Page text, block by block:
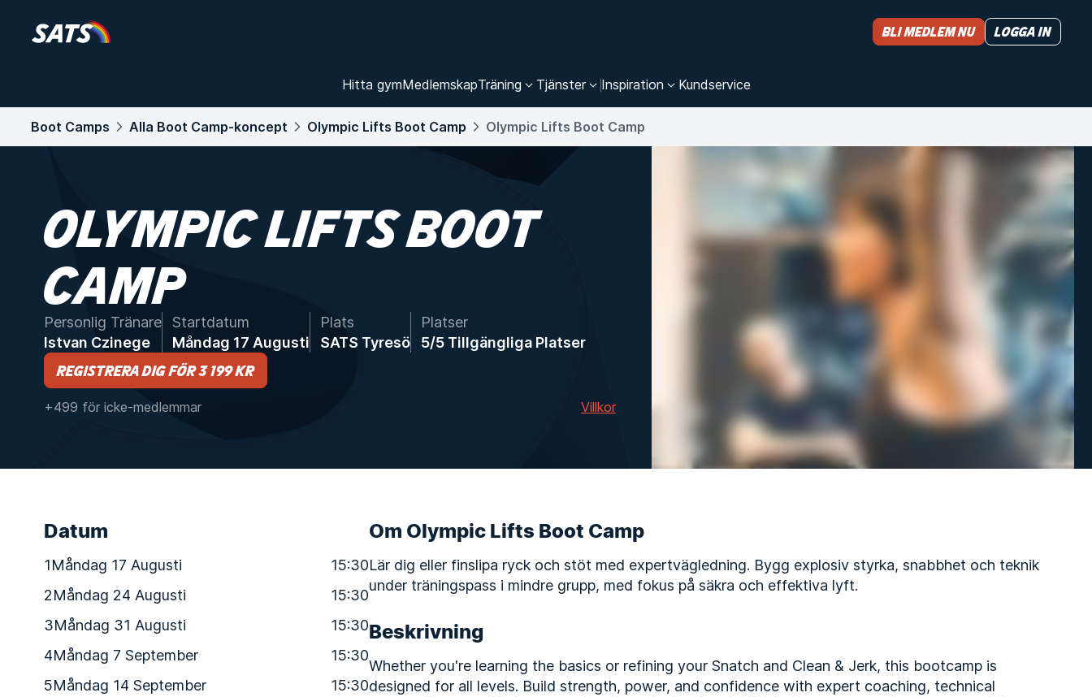
Hitta gymMedlemskapTräning Tjänster Inspiration Kundservice
Bli medlem nu Logga in
Boot Camps Alla Boot Camp-koncept Olympic Lifts Boot Camp Olympic Lifts Boot Camp
OLYMPIC LIFTS BOOT
CAMP
Personlig Tränare
Istvan Czinege
Startdatum
Måndag 17 Augusti
Plats
SATS Tyresö
Platser
5/5 Tillgängliga Platser
Registrera dig för 3 199 kr
+499 för icke-medlemmar Villkor
Datum
1Måndag 17 Augusti
15:30
2Måndag 24 Augusti
15:30
3Måndag 31 Augusti
15:30
4Måndag 7 September
15:30
5Måndag 14 September
15:30
Om Olympic Lifts Boot Camp
Lär dig eller finslipa ryck och stöt med expertvägledning. Bygg explosiv styrka, snabbhet och teknik
under träningspass i mindre grupp, med fokus på säkra och effektiva lyft.
Beskrivning
Whether you're learning the basics or refining your Snatch and Clean & Jerk, this bootcamp is
designed for all levels. Build strength, power, and confidence with expert coaching, technical